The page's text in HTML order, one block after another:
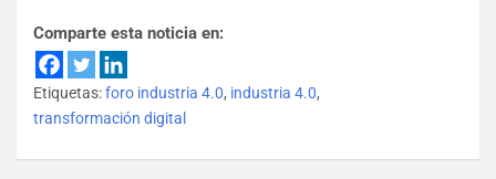
Comparte esta noticia en:
Etiquetas:foro industria 4.0, industria 4.0,
transformación digital